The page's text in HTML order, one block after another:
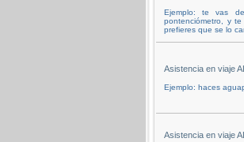
Ejemplo: te vas
pontenciómetro, y
prefieres que se lo
Asistencia en viaje
Ejemplo: haces
Asistencia en viaje